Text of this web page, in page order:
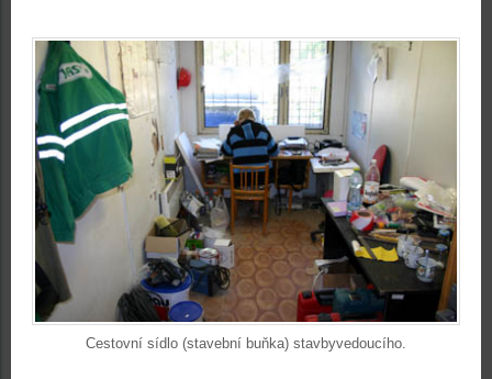
Cestovní sídlo (stavební buňka) stavbyvedoucího.